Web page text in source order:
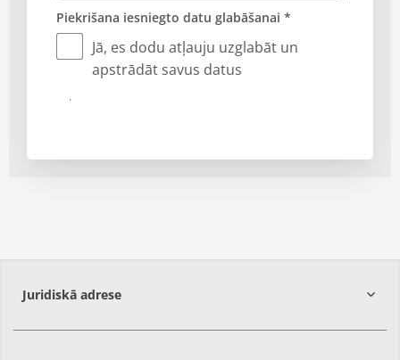
Piekrišana iesniegto datu glabāšanai *
Jā, es dodu atļauju uzglabāt un
apstrādāt savus datus
Iesniegt
Juridiskā adrese